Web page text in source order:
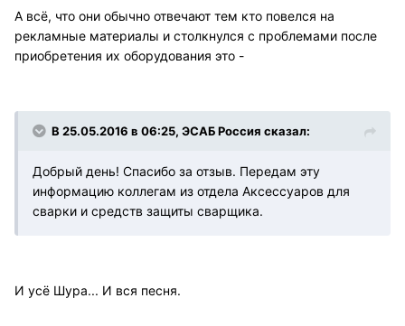
А всё, что они обычно отвечают тем кто повелся на
рекламные материалы и столкнулся с проблемами после
приобретения их оборудования это -
В 25.05.2016 в 06:25, ЭСАБ Россия сказал:
Добрый день! Спасибо за отзыв. Передам эту
информацию коллегам из отдела Аксессуаров для
сварки и средств защиты сварщика.
И усё Шура... И вся песня.